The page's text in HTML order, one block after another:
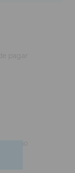
pagar
diseño